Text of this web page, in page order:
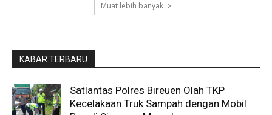
Muat lebih banyak
KABAR TERBARU
Satlantas Polres Bireuen Olah TKP
Kecelakaan Truk Sampah dengan Mobil